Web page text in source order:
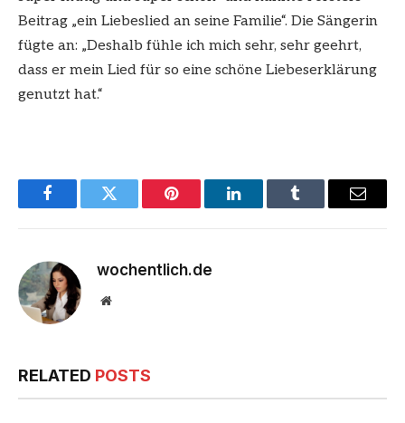
Beitrag „ein Liebeslied an seine Familie“. Die Sängerin
fügte an: „Deshalb fühle ich mich sehr, sehr geehrt,
dass er mein Lied für so eine schöne Liebeserklärung
genutzt hat.“
FacebookTwitter Pinterest LinkedInTumblr Email
wochentlich.de
Website
RELATED POSTS